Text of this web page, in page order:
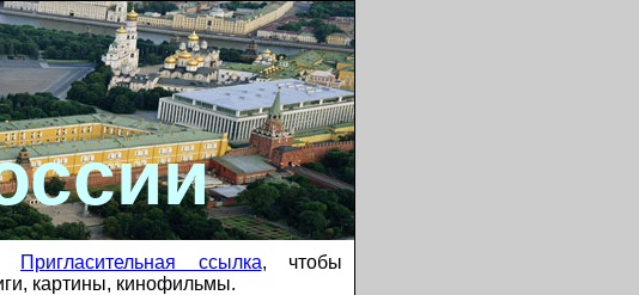
Пригласительная ссылка, чтобы
картины, кинофильмы.